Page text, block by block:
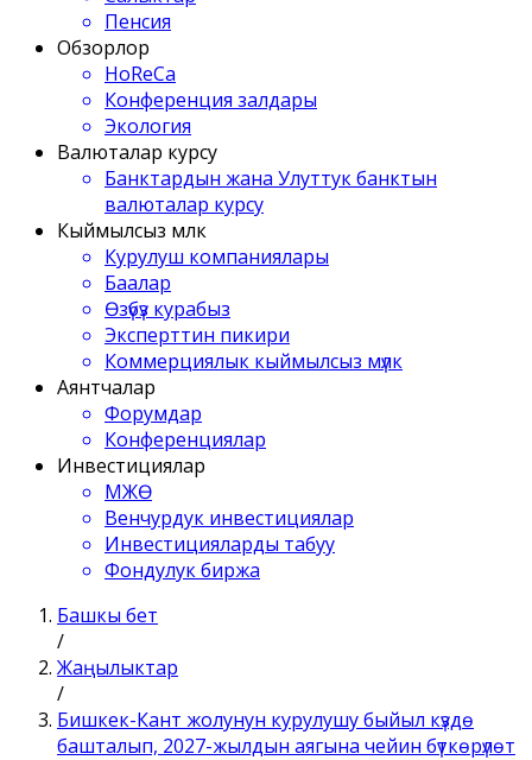
Пенсия
Обзорлор
HoReCa
Конференция залдары
Экология
Валюталар курсу
Банктардын жана Улуттук банктын
валюталар курсу
Кыймылсыз мүлк
Курулуш компаниялары
Баалар
Өзүбүз курабыз
Эксперттин пикири
Коммерциялык кыймылсыз мүлк
Аянтчалар
Форумдар
Конференциялар
Инвестициялар
МЖӨ
Венчурдук инвестициялар
Инвестицияларды табуу
Фондулук биржа
Башкы бет
/
Жаңылыктар
/
Бишкек-Кант жолунун курулушу быйыл күздө
башталып, 2027-жылдын аягына чейин бүткөрүлөт